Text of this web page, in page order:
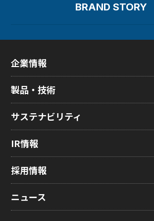
BRAND STORY
企業情報
ごあいさつ
企業理念
グローバル子会社
製品・技術
eLEAP
HMO
Rælclear
医療・産業・デジタルカメラ用ディスプレイ
サステナビリティ
トップメッセージ
環境
ガバナンス
IR情報
経営方針
株式・株主情報
採用情報
新卒採用情報
ニュース